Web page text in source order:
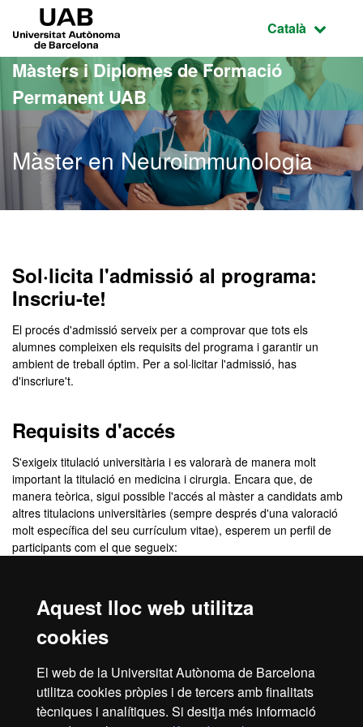
Aquest lloc web utilitza
cookies
El web de la Universitat Autònoma de Barcelona
utilitza cookies pròpies i de tercers amb finalitats
tècniques i analítiques. Si desitja més informació
Ves al contingut principal
Ves a la navegació de la pàgina
Idioma
Català
Màsters i Diplomes de Formació
Permanent UAB
Màster en Neuroimmunologia
Sol·licita l'admissió al programa:
Inscriu-te!
El procés d'admissió serveix per a comprovar que tots els
alumnes compleixen els requisits del programa i garantir un
ambient de treball óptim. Per a sol·licitar l'admissió, has
d'inscriure't.
Requisits d'accés
S'exigeix titulació universitària i es valorarà de manera molt
important la titulació en medicina i cirurgia. Encara que, de
manera teòrica, sigui possible l'accés al màster a candidats amb
altres titulacions universitàries (sempre després d'una valoració
molt específica del seu currículum vitae), esperem un perfil de
participants com el que segueix:
- Residents de neurologia
- Metges amb especial interès en la neuroimmunologia
Criteris de selecció
Currículum Vitae